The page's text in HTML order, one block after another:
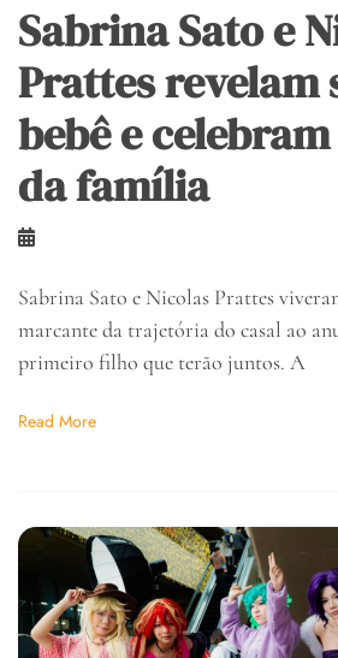
Sabrina Sato e
Prattes revelam
bebê e
da família
Sabrina Sato e Nicolas Prattes
marcante da trajetória do casal ao
primeiro filho que terão juntos. A
Read More